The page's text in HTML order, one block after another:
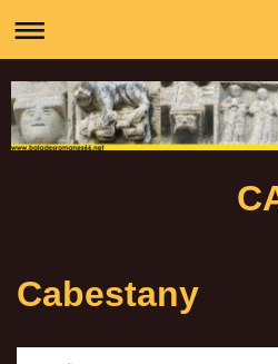
Cabestany